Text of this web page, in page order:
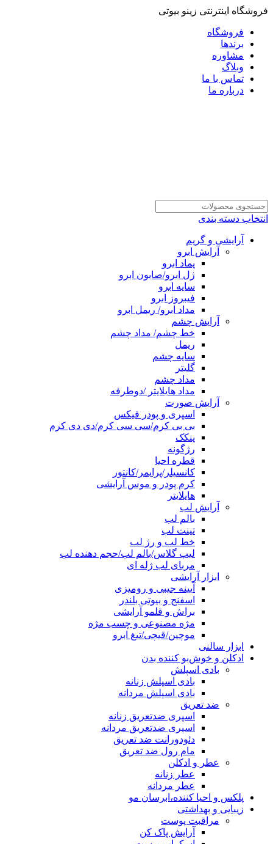
فروشگاه اینترنتی زینو بیوتی
فروشگاه
برندها
مشاوره
وبلاگ
تماس با ما
درباره ما
انتخاب دسته بندی
آرایشی و گریم
آرایش ابرو
پماد ابرو
ژل ابرو/صابون ابرو
سایه ابرو
فیبروز ابرو
مداد ابرو/ ریمل ابرو
آرایش چشم
خط چشم/ مداد چشم
ریمل
سایه چشم
گلیتر
مداد چشم
مداد هایلایتر /دوطرفه
آرایش صورت
اسپری و پودر فیکس
بی بی کرم/سی سی کرم/دی دی کرم
پنکک
رژگونه
قطره احیا
کانسیلر/پرایمر/کانتور
کرم پودر و موس آرایشی
هایلایتر
آرایش لب
بالم لب
تینت لب
خط لب و رژ لب
لیپ گلاس/بالم لب/حجم دهنده لب
مربای لب ژله ای
ابزار آرایشی
آیینه جیبی و رومیزی
اسفنج و بیوتی بلندر
براش و قلمو آرایشی
مژه مصنوعی و چسب مژه
موچین/قیچی/تیغ ابرو
ابزار سالنی
ادکلن و خوش‌بو کننده بدن
بادی اسپلش
بادی اسپلش زنانه
بادی اسپلش مردانه
ضد تعریق
اسپری ضدتعریق زنانه
اسپری ضدتعریق مردانه
دئودورانت ضد تعریق
مام رول ضد تعریق
عطر و ادکلن
عطر زنانه
عطر مردانه
پلکس و احیا کننده،ابرسان مو
زیبایی و بهداشتی
مراقبت پوست
آرایش پاک کن